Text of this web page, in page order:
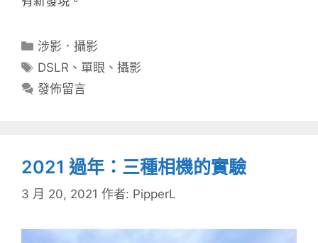
分
類
涉影．攝影
標
籤
DSLR 、 單眼 、攝影
發佈留言
2021 過年：三種相機的實驗
3 月 20, 2021 作者: PipperL